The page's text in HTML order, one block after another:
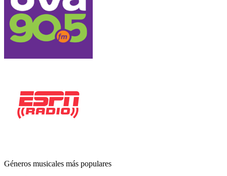
Géneros musicales más populares